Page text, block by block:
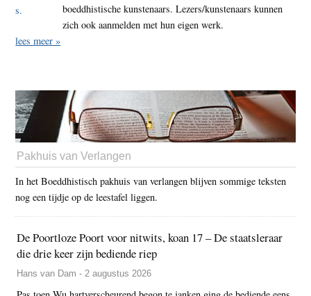
boeddhistische kunstenaars. Lezers/kunstenaars kunnen
zich ook aanmelden met hun eigen werk.
lees meer »
Pakhuis van Verlangen
In het Boeddhistisch pakhuis van verlangen blijven sommige teksten
nog een tijdje op de leestafel liggen.
De Poortloze Poort voor nitwits, koan 17 – De staatsleraar
die drie keer zijn bediende riep
Hans van Dam - 2 augustus 2026